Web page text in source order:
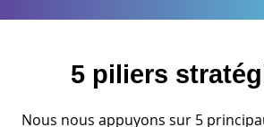
5 piliers
Nous nous appuyons sur 5